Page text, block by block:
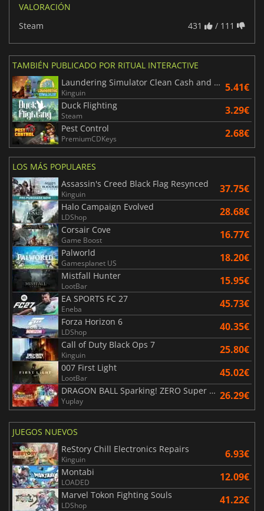
VALORACIÓN
Steam
431 / 111
TAMBIÉN PUBLICADO POR RITUAL INTERACTIVE
Laundering Simulator Clean Cash and Laundry
Kinguin 5.41€
Duck Flighting
Steam 3.29€
Pest Control
PremiumCDKeys 2.68€
LOS MÁS POPULARES
Assassin's Creed Black Flag Resynced
Kinguin 37.75€
Halo Campaign Evolved
LDShop 28.68€
Corsair Cove
Game Boost 16.77€
Palworld
Gamesplanet US 18.20€
Mistfall Hunter
LootBar 15.95€
EA SPORTS FC 27
Eneba 45.73€
Forza Horizon 6
LDShop 40.35€
Call of Duty Black Ops 7
Kinguin 25.80€
007 First Light
LootBar 45.02€
DRAGON BALL Sparking! ZERO Super Limit Breaking NEO
Yuplay 26.29€
JUEGOS NUEVOS
ReStory Chill Electronics Repairs
Kinguin 6.93€
Montabi
LOADED 12.09€
Marvel Tokon Fighting Souls
LDShop 41.22€